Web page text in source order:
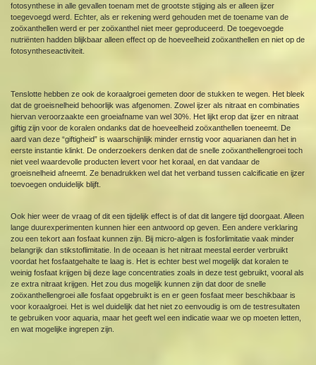
fotosynthese in alle gevallen toenam met de grootste stijging als er alleen ijzer
toegevoegd werd. Echter, als er rekening werd gehouden met de toename van de
zoöxanthellen werd er per zoöxanthel niet meer geproduceerd. De toegevoegde
nutriënten hadden blijkbaar alleen effect op de hoeveelheid zoöxanthellen en niet op de
fotosyntheseactiviteit.
Tenslotte hebben ze ook de koraalgroei gemeten door de stukken te wegen. Het bleek
dat de groeisnelheid behoorlijk was afgenomen. Zowel ijzer als nitraat en combinaties
hiervan veroorzaakte een groeiafname van wel 30%. Het lijkt erop dat ijzer en nitraat
giftig zijn voor de koralen ondanks dat de hoeveelheid zoöxanthellen toeneemt. De
aard van deze “giftigheid” is waarschijnlijk minder ernstig voor aquarianen dan het in
eerste instantie klinkt. De onderzoekers denken dat de snelle zoöxanthellengroei toch
niet veel waardevolle producten levert voor het koraal, en dat vandaar de
groeisnelheid afneemt. Ze benadrukken wel dat het verband tussen calcificatie en ijzer
toevoegen onduidelijk blijft.
Ook hier weer de vraag of dit een tijdelijk effect is of dat dit langere tijd doorgaat. Alleen
lange duurexperimenten kunnen hier een antwoord op geven. Een andere verklaring
zou een tekort aan fosfaat kunnen zijn. Bij micro-algen is fosforlimitatie vaak minder
belangrijk dan stikstoflimitatie. In de oceaan is het nitraat meestal eerder verbruikt
voordat het fosfaatgehalte te laag is. Het is echter best wel mogelijk dat koralen te
weinig fosfaat krijgen bij deze lage concentraties zoals in deze test gebruikt, vooral als
ze extra nitraat krijgen. Het zou dus mogelijk kunnen zijn dat door de snelle
zoöxanthellengroei alle fosfaat opgebruikt is en er geen fosfaat meer beschikbaar is
voor koraalgroei. Het is wel duidelijk dat het niet zo eenvoudig is om de testresultaten
te gebruiken voor aquaria, maar het geeft wel een indicatie waar we op moeten letten,
en wat mogelijke ingrepen zijn.